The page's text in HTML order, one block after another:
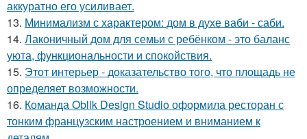
аккуратно его усиливает.
13. Минимализм с характером: дом в духе ваби - саби.
14. Лаконичный дом для семьи с ребёнком - это баланс
уюта, функциональности и спокойствия.
15. Этот интерьер - доказательство того, что площадь не
определяет возможности.
16. Команда Oblik Design Studio оформила ресторан с
тонким французским настроением и вниманием к